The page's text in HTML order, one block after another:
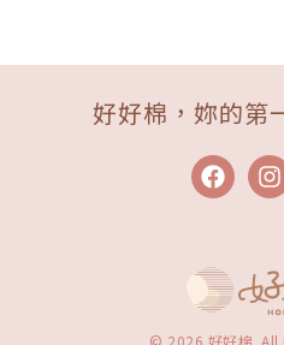
好好棉，妳的第